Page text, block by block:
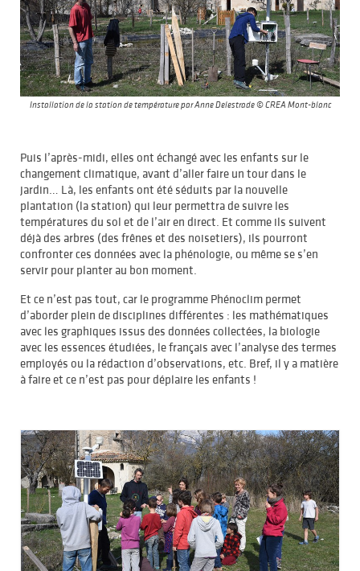
Installation de la station de température par Anne Delestrade © CREA Mont-blanc
Puis l’après-midi, elles ont échangé avec les enfants sur le
changement climatique, avant d’aller faire un tour dans le
jardin… Là, les enfants ont été séduits par la nouvelle
plantation (la station) qui leur permettra de suivre les
températures du sol et de l’air en direct. Et comme ils suivent
déjà des arbres (des frênes et des noisetiers), ils pourront
confronter ces données avec la phénologie, ou même se s’en
servir pour planter au bon moment.
Et ce n’est pas tout, car le programme Phénoclim permet
d’aborder plein de disciplines différentes : les mathématiques
avec les graphiques issus des données collectées, la biologie
avec les essences étudiées, le français avec l’analyse des termes
employés ou la rédaction d’observations, etc. Bref, il y a matière
à faire et ce n’est pas pour déplaire les enfants !